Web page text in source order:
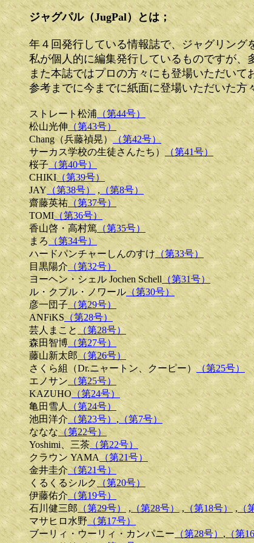
ジャグパル（JugPal）とは；
年４回発行している情報誌で、ジャグリン
私が個人的に編集発行しているものですが
また本誌ではプロの方々にも登場いただいて
参考までに今までに紙面に登場いただいた
ストレート松浦（第44号）
松山光伸（第43号）
Chang（兵藤禎晃）（第42号）
サーカス学校の生徒さんたち）（第41号）
桜子（第40号）
CHIKI（第39号）
JAY（第38号）, （第8号）
齋藤英祐（第37号）
TOMI（第36号）
香山啓・高村篤（第35号）
まろ（第34号）
ハードパンチャーしんのすけ（第33号）
目黒陽介（第32号）
ヨーヘン・シェル Jochen Schell（第31号）
ル・クプル・ノワール（第30号）
彦一団子（第29号）
ANFiKS（第28号）
芸人まこと（第28号）
森田智博（第27号）
藤山新太郎（第26号）
さくら組（Dr.ニャートン、クーピー）（第25号）
エノサン（第25号）
KAZUHO（第24号）
亀田雪人
（第24号）
池田洋介（第23号）,（第7号）
ななな（第22号）
Yoshimi、三茶（第22号）
クラウン YAMA（第21号）
金井圭介（第21号）
くるくるシルク（第20号）
伊藤佑介（第19号）
石川健三郎（第29号）,（第28号）,（第18号）,（
マサヒロ水野（第17号）
ブーリィ・ウーリィ・カンパニー（第28号）,（第